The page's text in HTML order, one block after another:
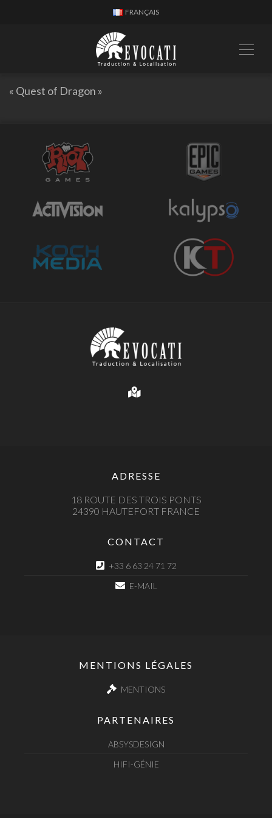
FRANÇAIS
« Quest of Dragon »
ADRESSE
18 ROUTE DES TROIS PONTS
24390 HAUTEFORT FRANCE
CONTACT
+33 6 63 24 71 72
E-MAIL
MENTIONS LÉGALES
MENTIONS
PARTENAIRES
ABSYSDESIGN
HIFI-GÉNIE